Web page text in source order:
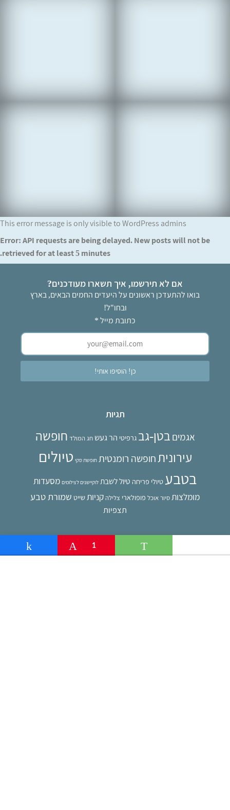
This error message is only visible to WordPress admins
Error: API requests are being delayed. New posts will not be
retrieved for at least 5 minutes.
אם לא תירשמו, איך תשארו מעודכנים?
בואו להתעדכן ראשונים על היעדים החמים הבאים, בארץ
ובחו"ל!
כתובת מייל*
תגיות
אגמים בטן-גב גרפיטי הר געש חג המולד חופשה
עירוניתחופשה רומנטית חופשת סקי טיולים
בטבע טיולי פריחה טיול לשבת לוקיישנים לצילומים מסעדות
מומלצותסיור אוכל פופולארי צלילהקניותשייט שמורת טבע
תצפיות
רוצים לשתף פעולה? צרו איתי קשר!
Pin1